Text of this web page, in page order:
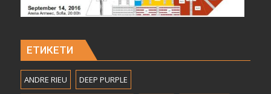
ЕТИКЕТИ
ANDRE RIEU DEEP PURPLE